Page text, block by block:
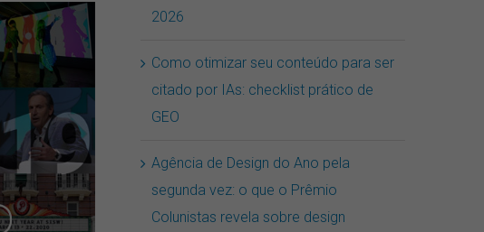
2026
Como otimizar seu conteúdo para ser
citado por IAs: checklist prático de
GEO
Agência de Design do Ano pela
segunda vez: o que o Prêmio
Colunistas revela sobre design